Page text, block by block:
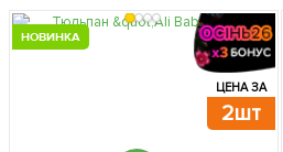
ЦЕНА ЗА
2шт
НОВИНКА